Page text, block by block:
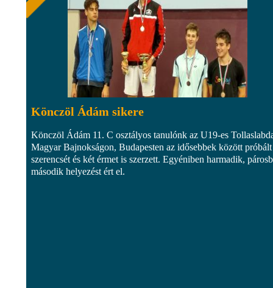
Könczöl Ádám sikere
Könczöl Ádám 11. C osztályos tanulónk az U19-es
Magyar Bajnokságon, Budapesten az idősebbek között próbált
szerencsét és két érmet is szerzett. Egyéniben harmadik,
második helyezést ért el.